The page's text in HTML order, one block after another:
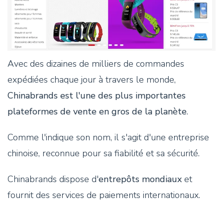
Avec des dizaines de milliers de commandes
expédiées chaque jour à travers le monde,
Chinabrands est l'une des plus importantes
plateformes de vente en gros de la planète.
Comme l'indique son nom, il s'agit d'une entreprise
chinoise, reconnue pour sa fiabilité et sa sécurité.
Chinabrands dispose d'entrepôts mondiaux et
fournit des services de paiements internationaux.